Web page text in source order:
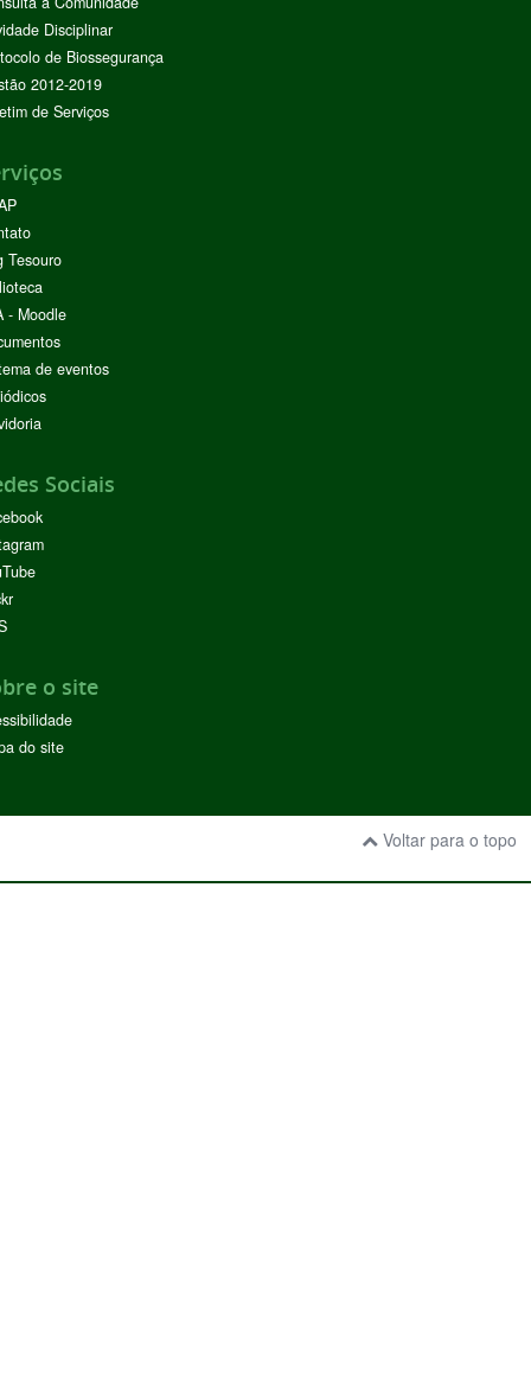
Disciplinar
de Biossegurança
2012-2019
de Serviços
Tesouro
- Moodle
de eventos
Sociais
o site
do site
Voltar para o topo